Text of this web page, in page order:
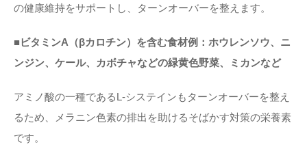
の健康維持をサポートし、ターンオーバーを整えます。
■ビタミンA（βカロチン）を含む食材例：ホウレンソウ、ニ
ンジン、ケール、カボチャなどの緑黄色野菜、ミカンなど
アミノ酸の一種であるL-システインもターンオーバーを整え
るため、メラニン色素の排出を助けるそばかす対策の栄養素
です。